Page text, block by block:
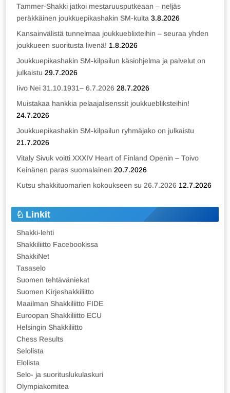
Tammer-Shakki jatkoi mestaruusputkeaan – neljäs
peräkkäinen joukkuepikashakin SM-kulta 3.8.2026
Kansainvälistä tunnelmaa joukkueblixteihin – seuraa yhden
joukkueen suoritusta livenä! 1.8.2026
Joukkuepikashakin SM-kilpailun käsiohjelma ja palvelut on
julkaistu 29.7.2026
Iivo Nei 31.10.1931– 6.7.2026 28.7.2026
Muistakaa hankkia pelaajalisenssit joukkuebliksteihin!
24.7.2026
Joukkuepikashakin SM-kilpailun ryhmäjako on julkaistu
21.7.2026
Vitaly Sivuk voitti XXXIV Heart of Finland Openin – Toivo
Keinänen paras suomalainen 20.7.2026
Kutsu shakkituomarien kokoukseen su 26.7.2026 12.7.2026
Linkit
Shakki-lehti
Shakkiliitto Facebookissa
ShakkiNet
Tasaselo
Suomen tehtäväniekat
Suomen Kirjeshakkiliitto
Maailman Shakkiliitto FIDE
Euroopan Shakkiliitto ECU
Helsingin Shakkiliitto
Chess Results
Selolista
Elolista
Selo- ja suorituslukulaskuri
Olympiakomitea